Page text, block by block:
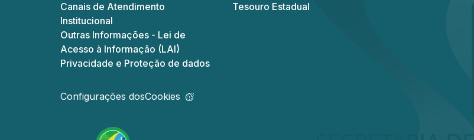
Canais de Atendimento
Institucional
Outras Informações - Lei de
Acesso à Informação (LAI)
Privacidade e Proteção de dados
Tesouro Estadual
Configurações dosCookies